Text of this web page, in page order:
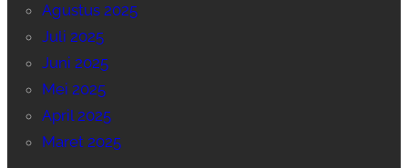
Agustus 2025
Juli 2025
Juni 2025
Mei 2025
April 2025
Maret 2025